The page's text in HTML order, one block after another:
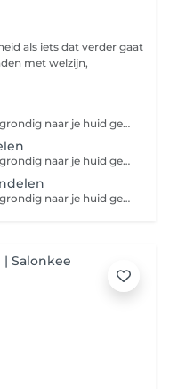
als iets dat verder gaat
met welzijn,
Tijdens deze behandeling: Wordt er grondig naar je huid gekeken, Krijg je productkennis en welke producten het beste bij je huid type past, Krijg je een behandelboekje mee hoe je huid thuis verder kan verzorgen voor het beste resultaat.
Tijdens deze behandeling: Wordt er grondig naar je huid gekeken, Krijg je productkennis en welke producten het beste bij je huid type past, Behandeling op maat voor kennismaking. Na de behandeling krijg je een behandelboekje mee hoe je huid thuis verder kan verzorgen voor het beste resultaat. Na de behandeling krijg je een behandelboekje mee hoe je huid thuis verder kan verzorgen voor het beste resultaat.
Tijdens deze behandeling: Wordt er grondig naar je huid gekeken Krijg je productkennis en welke producten het beste bij je huid type past Behandeling op maat voor kennismaking. Na de behandeling krijg je een behandelboekje mee hoe je huid thuis verder kan verzorgen voor het beste resultaat.